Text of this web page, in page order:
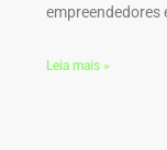
Leia mais »